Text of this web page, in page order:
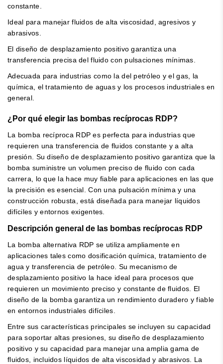
constante.
Ideal para manejar fluidos de alta viscosidad, agresivos y
abrasivos.
El diseño de desplazamiento positivo garantiza una
transferencia precisa del fluido con pulsaciones mínimas.
Adecuada para industrias como la del petróleo y el gas, la
química, el tratamiento de aguas y los procesos industriales en
general.
¿Por qué elegir las bombas recíprocas RDP?
La bomba recíproca RDP es perfecta para industrias que
requieren una transferencia de fluidos constante y a alta
presión. Su diseño de desplazamiento positivo garantiza que la
bomba suministre un volumen preciso de fluido con cada
carrera, lo que la hace muy fiable para aplicaciones en las que
la precisión es esencial. Con una pulsación mínima y una
construcción robusta, está diseñada para manejar líquidos
difíciles y entornos exigentes.
Descripción general de las bombas recíprocas RDP
La bomba alternativa RDP se utiliza ampliamente en
aplicaciones tales como dosificación química, tratamiento de
agua y transferencia de petróleo. Su mecanismo de
desplazamiento positivo la hace ideal para procesos que
requieren un movimiento preciso y constante de fluidos. El
diseño de la bomba garantiza un rendimiento duradero y fiable
en entornos industriales difíciles.
Entre sus características principales se incluyen su capacidad
para soportar altas presiones, su diseño de desplazamiento
positivo y su capacidad para manejar una amplia gama de
fluidos, incluidos líquidos de alta viscosidad y abrasivos. La